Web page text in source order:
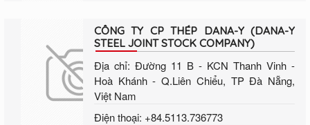
CÔNG TY CP THÉP DANA-Y (DANA-Y
STEEL JOINT STOCK COMPANY)
Địa chỉ: Đường 11 B - KCN Thanh Vinh -
Hoà Khánh - Q.Liên Chiểu, TP Đà Nẵng,
Việt Nam
Điện thoại: +84.5113.736773